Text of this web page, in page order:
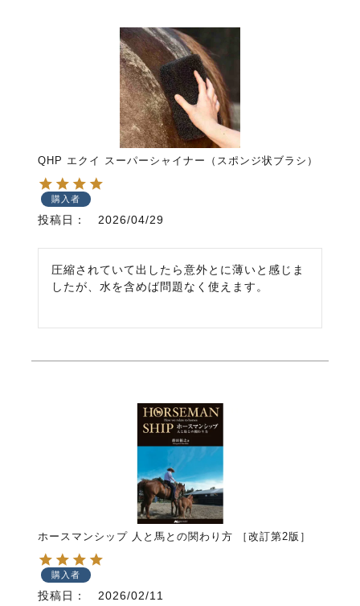
QHP エクイ スーパーシャイナー（スポンジ状ブラシ）
購入者
投稿日 2026/04/29
圧縮されていて出したら意外とに薄いと感じま
したが、水を含めば問題なく使えます。
ホースマンシップ 人と馬との関わり方 ［改訂第2版］
購入者
投稿日 2026/02/11